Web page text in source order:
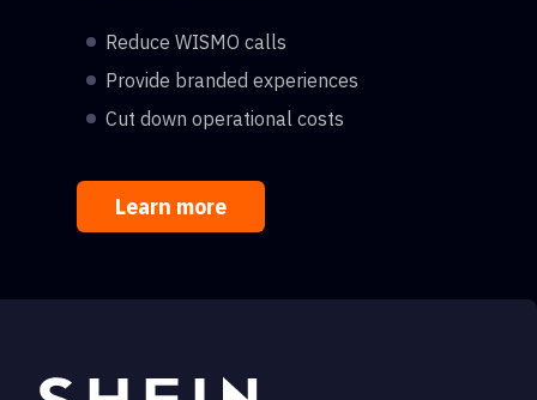
Reduce WISMO calls
Provide branded experiences
Cut down operational costs
Learn more